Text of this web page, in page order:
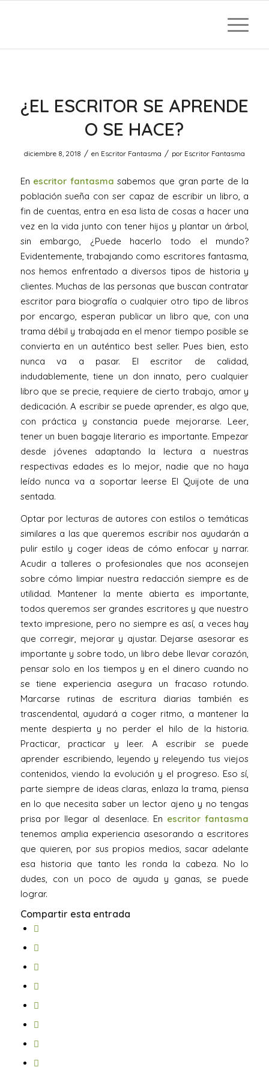
¿EL ESCRITOR SE APRENDE
O SE HACE?
diciembre 8, 2018 / en Escritor Fantasma / por Escritor Fantasma
En escritor fantasma sabemos que gran parte de la
población sueña con ser capaz de escribir un libro, a
fin de cuentas, entra en esa lista de cosas a hacer una
vez en la vida junto con tener hijos y plantar un árbol,
sin embargo, ¿Puede hacerlo todo el mundo?
Evidentemente, trabajando como escritores fantasma,
nos hemos enfrentado a diversos tipos de historia y
clientes. Muchas de las personas que buscan contratar
escritor para biografía o cualquier otro tipo de libros
por encargo, esperan publicar un libro que, con una
trama débil y trabajada en el menor tiempo posible se
convierta en un auténtico best seller. Pues bien, esto
nunca va a pasar. El escritor de calidad,
indudablemente, tiene un don innato, pero cualquier
libro que se precie, requiere de cierto trabajo, amor y
dedicación. A escribir se puede aprender, es algo que,
con práctica y constancia puede mejorarse. Leer,
tener un buen bagaje literario es importante. Empezar
desde jóvenes adaptando la lectura a nuestras
respectivas edades es lo mejor, nadie que no haya
leído nunca va a soportar leerse El Quijote de una
sentada.
Optar por lecturas de autores con estilos o temáticas
similares a las que queremos escribir nos ayudarán a
pulir estilo y coger ideas de cómo enfocar y narrar.
Acudir a talleres o profesionales que nos aconsejen
sobre cómo limpiar nuestra redacción siempre es de
utilidad. Mantener la mente abierta es importante,
todos queremos ser grandes escritores y que nuestro
texto impresione, pero no siempre es así, a veces hay
que corregir, mejorar y ajustar. Dejarse asesorar es
importante y sobre todo, un libro debe llevar corazón,
pensar solo en los tiempos y en el dinero cuando no
se tiene experiencia asegura un fracaso rotundo.
Marcarse rutinas de escritura diarias también es
trascendental, ayudará a coger ritmo, a mantener la
mente despierta y no perder el hilo de la historia.
Practicar, practicar y leer. A escribir se puede
aprender escribiendo, leyendo y releyendo tus viejos
contenidos, viendo la evolución y el progreso. Eso sí,
parte siempre de ideas claras, enlaza la trama, piensa
en lo que necesita saber un lector ajeno y no tengas
prisa por llegar al desenlace. En escritor fantasma
tenemos amplia experiencia asesorando a escritores
que quieren, por sus propios medios, sacar adelante
esa historia que tanto les ronda la cabeza. No lo
dudes, con un poco de ayuda y ganas, se puede
lograr.
Compartir esta entrada